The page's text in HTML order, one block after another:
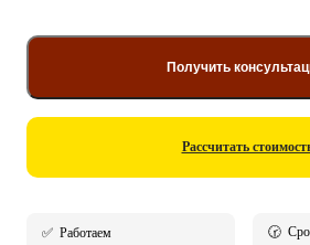
Получить
Рассчитать
✅ Работаем 🕝